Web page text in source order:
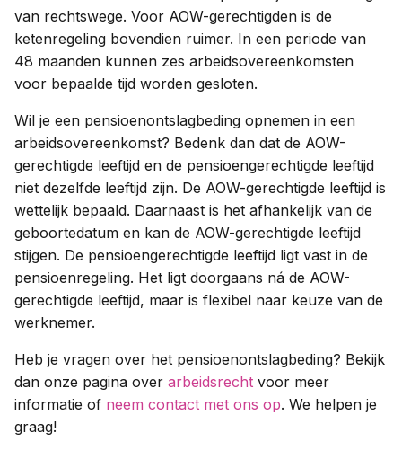
van rechtswege. Voor AOW-gerechtigden is de
ketenregeling bovendien ruimer. In een periode van
48 maanden kunnen zes arbeidsovereenkomsten
voor bepaalde tijd worden gesloten.
Wil je een pensioenontslagbeding opnemen in een
arbeidsovereenkomst? Bedenk dan dat de AOW-
gerechtigde leeftijd en de pensioengerechtigde leeftijd
niet dezelfde leeftijd zijn. De AOW-gerechtigde leeftijd is
wettelijk bepaald. Daarnaast is het afhankelijk van de
geboortedatum en kan de AOW-gerechtigde leeftijd
stijgen. De pensioengerechtigde leeftijd ligt vast in de
pensioenregeling. Het ligt doorgaans ná de AOW-
gerechtigde leeftijd, maar is flexibel naar keuze van de
werknemer.
Heb je vragen over het pensioenontslagbeding? Bekijk
dan onze pagina over arbeidsrecht voor meer
informatie of neem contact met ons op. We helpen je
graag!